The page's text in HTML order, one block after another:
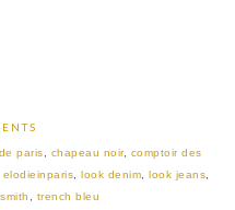
paris chapeau noir, comptoir des
elodieinparis ,look denim ,look jeans
trench bleu